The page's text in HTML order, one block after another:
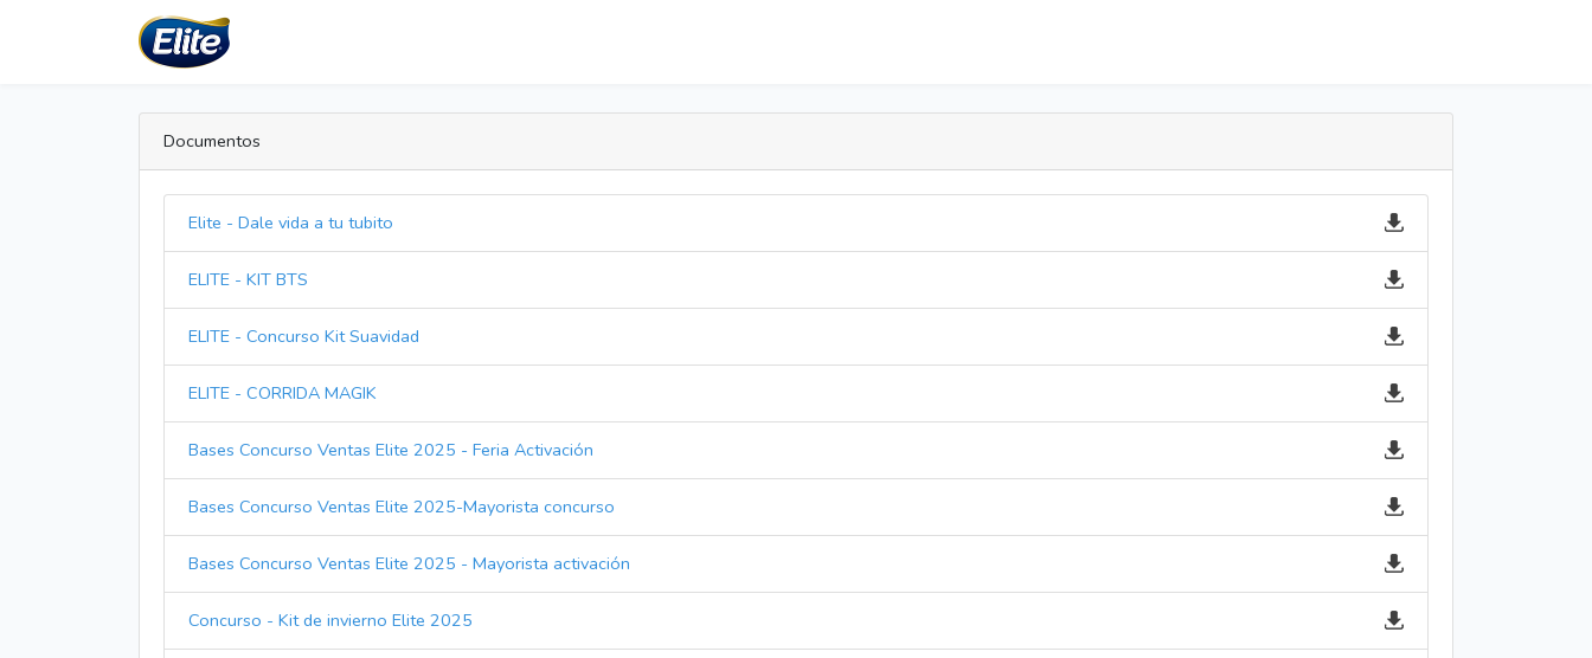
Documentos
Elite - Dale vida a tu tubito
ELITE - KIT BTS
ELITE - Concurso Kit Suavidad
ELITE - CORRIDA MAGIK
Bases Concurso Ventas Elite 2025 - Feria Activación
Bases Concurso Ventas Elite 2025-Mayorista concurso
Bases Concurso Ventas Elite 2025 - Mayorista activación
Concurso - Kit de invierno Elite 2025